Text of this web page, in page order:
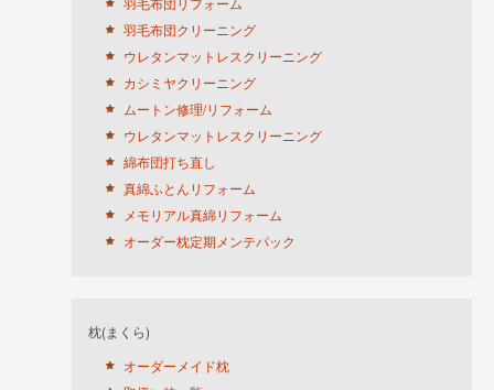
羽毛布団クリーニング
ウレタンマットレスクリーニング
カシミヤクリーニング
ムートン修理/リフォーム
ウレタンマットレスクリーニング
綿布団打ち直し
真綿ふとんリフォーム
メモリアル真綿リフォーム
オーダー枕定期メンテパック
枕(まくら)
オーダーメイド枕